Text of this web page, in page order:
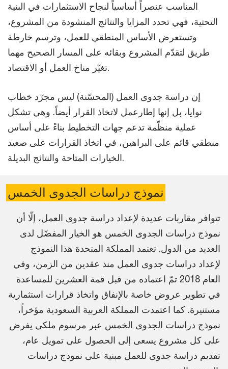
المناسب عنصراً أساسياً لنجاح الاستثمارات في البنية
التحتية، فهي تحدد المزايا والنتائج المنشودة من المشروع،
وتستعرض الأساس المنطقي للعمل، وترسم خارطة
طريق لتقدّم المشروع وبقائه على المسار الصحيح مهما
تغيّر مناخ العمل أو الاقتصاد.
إن دراسة جدوى العمل (المحسّنة) ليس مجرّد خطاب
نوايا، بل إنها إطارعمل لاتخاذ القرار أيضاً. وهي تشكل
عملية منظّمة تدعم جهات التخطيط بناءً على أساس
منطقي قائم على البراهين، في اتخاذ القرارات على صعيد
الخيارات المتاحة والنتائج البديلة.
نموذج دراسات الجدوى الخمس
تتوافر مقاربات عديدة لإعداد دراسة جدوى العمل، إلّا أن
نموذج دراسات الجدوى الخمس هو الخيار المفضّل لدى
العديد من الدول. تعتمد المملكة المتحدة هذا النموذج
لإعداد دراسات جدوى العمل منذ عقدين من الزمن، وفي
العام 2018 تمّ اعتماده من قبل قمة العشرين للمساعدة
في تطوير عروض خاصة بالإنفاق واتخاذ قرارات استثمارية
مستنيرة. كما اعتمدت المملكة العربية السعودية مؤخراً،
نموذج دراسات الجدوى الخمس عبر مرسوم ملكي يفرض
على كل مشروع يسعى إلى الحصول على تمويل عام،
تقديم دراسة جدوى للعمل مبنية على نموذج دراسات